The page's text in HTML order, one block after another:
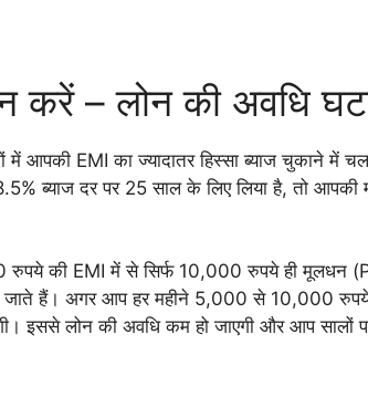
करें – लोन की अवधि
आपकी EMI का ज्यादातर हिस्सा ब्याज चुकाने में
ब्याज दर पर 25 साल के लिए लिया है, तो आपकी
की EMI में से सिर्फ 10,000 रुपये ही मूलधन
जाते हैं। अगर आप हर महीने 5,000 से 10,000
इससे लोन की अवधि कम हो जाएगी और आप सालों